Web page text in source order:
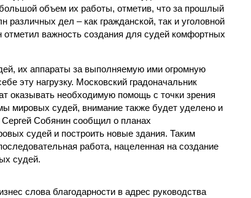
объем их работы, отметив, что за прошлый
различных дел – как гражданской, так и уголовной
отметил важность создания для судей комфортных
их аппараты за выполняемую ими огромную
эту нагрузку. Московский градоначальник
оказывать необходимую помощь с точки зрения
мировых судей, внимание также будет уделено и
Собянин сообщил о планах
судей и построить новые здания. Таким
работа, нацеленная на создание
судей.
слова благодарности в адрес руководства